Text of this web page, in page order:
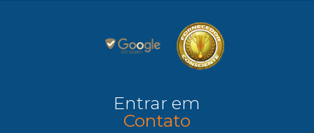
Entrar em
Contato